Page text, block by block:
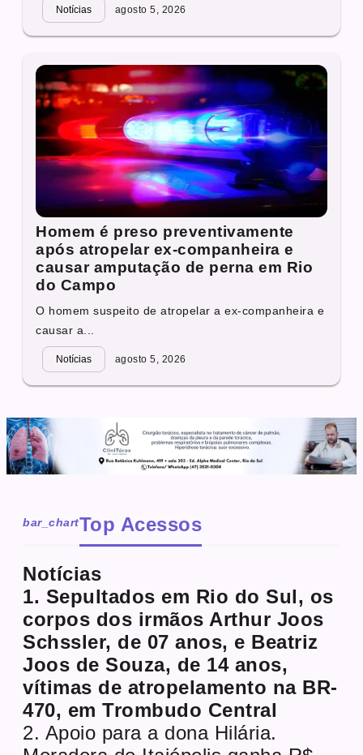
Notícias agosto 5, 2026
Homem é preso preventivamente
após atropelar ex-companheira e
causar amputação de perna em Rio
do Campo
O homem suspeito de atropelar a ex-companheira e
causar a...
Notícias agosto 5, 2026
bar_chartTop Acessos
Notícias
1. Sepultados em Rio do Sul, os
corpos dos irmãos Arthur Joos
Schssler, de 07 anos, e Beatriz
Joos de Souza, de 14 anos,
vítimas de atropelamento na BR-
470, em Trombudo Central
2. Apoio para a dona Hilária.